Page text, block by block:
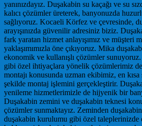
yanınızdayız. Duşakabin su kaçağı ve su
kalıcı çözümler üreterek, banyonuzda
sağlıyoruz. Kocaeli Körfez ve çevresinde,
arayışınızda güvenilir adresiniz biziz.
fark yaratan hizmet anlayışımız ve müşteri
yaklaşımımızla öne çıkıyoruz. Mika
ekonomik ve kullanışlı çözümler
gibi özel ihtiyaçlara yönelik çözümlerimiz
montajı konusunda uzman ekibimiz, en
şekilde montaj işlemini gerçekleştirir.
yenileme hizmetlerimizle de hijyenik bir
Duşakabin zemini ve duşakabin teknesi
çözümler sunmaktayız. Zeminden
duşakabin kurulumu gibi özel taleplerinizde